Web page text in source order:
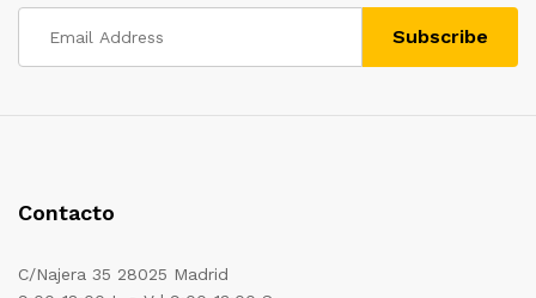
Contacto
C/Najera 35 28025 Madrid